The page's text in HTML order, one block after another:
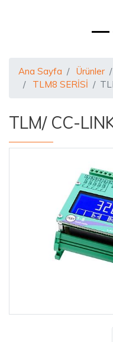
Ana Sayfa Ürünler
TLM8 SERİSİ
TLM/ CC-